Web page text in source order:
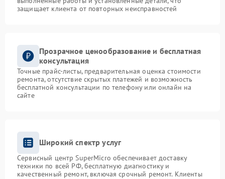
защищает клиента от повторных неисправностей
Прозрачное ценообразование и бесплатная
консультация
Точные прайс-листы, предварительная оценка стоимости
ремонта, отсутствие скрытых платежей и возможность
бесплатной консультации по телефону или онлайн на
сайте
Широкий спектр услуг
Сервисный центр SuperMicro обеспечивает доставку
техники по всей РФ, бесплатную диагностику и
качественный ремонт, включая срочный ремонт. Клиенты